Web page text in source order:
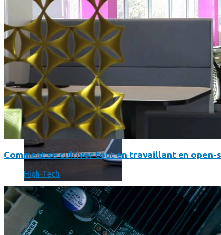
Même hors-ligne votre smartphone peut vous aider en
Comment réduire au maximum la consommation de son
Comment se cultiver tout en travaillant en open-
High-Tech